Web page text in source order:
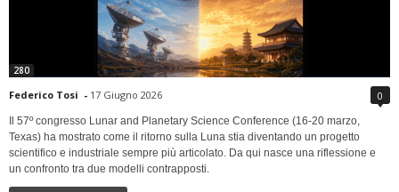
280
Federico Tosi - 17 Giugno 2026 0
Il 57º congresso Lunar and Planetary Science Conference (16-20 marzo,
Texas) ha mostrato come il ritorno sulla Luna stia diventando un progetto
scientifico e industriale sempre più articolato. Da qui nasce una riflessione e
un confronto tra due modelli contrapposti.